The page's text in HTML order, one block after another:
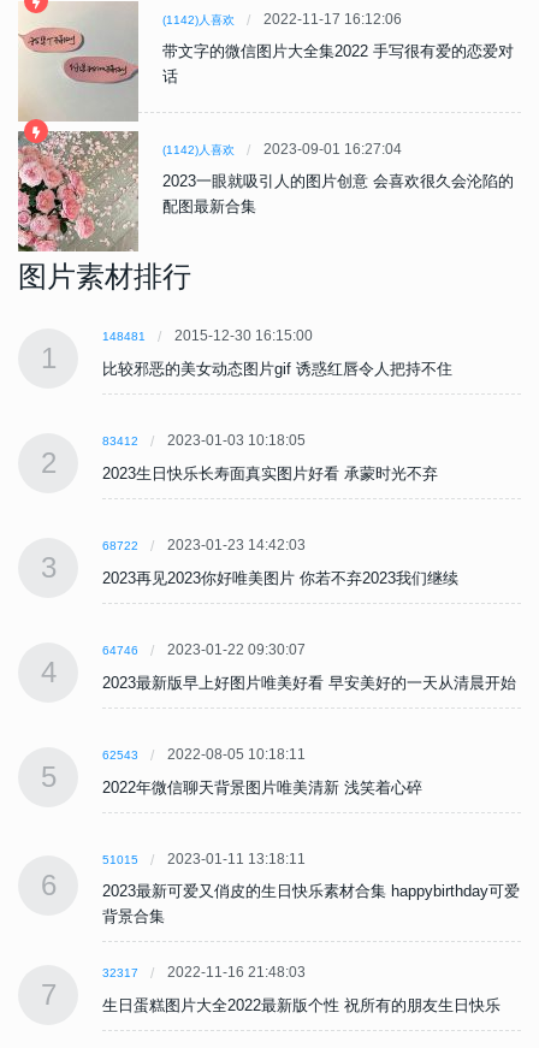
(1142)人喜欢 2022-11-17 16:12:06
带文字的微信图片大全集2022 手写很有爱的恋爱对
话
(1142)人喜欢 2023-09-01 16:27:04
2023一眼就吸引人的图片创意 会喜欢很久会沦陷的
配图最新合集
图片素材排行
1
148481 2015-12-30 16:15:00
比较邪恶的美女动态图片gif 诱惑红唇令人把持不住
2
83412 2023-01-03 10:18:05
2023生日快乐长寿面真实图片好看 承蒙时光不弃
3
68722 2023-01-23 14:42:03
2023再见2023你好唯美图片 你若不弃2023我们继续
4
64746 2023-01-22 09:30:07
2023最新版早上好图片唯美好看 早安美好的一天从清晨开始
5
62543 2022-08-05 10:18:11
2022年微信聊天背景图片唯美清新 浅笑着心碎
6
51015 2023-01-11 13:18:11
2023最新可爱又俏皮的生日快乐素材合集 happybirthday可爱
背景合集
7
32317 2022-11-16 21:48:03
生日蛋糕图片大全2022最新版个性 祝所有的朋友生日快乐